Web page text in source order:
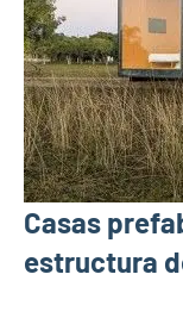
Casas
estructura